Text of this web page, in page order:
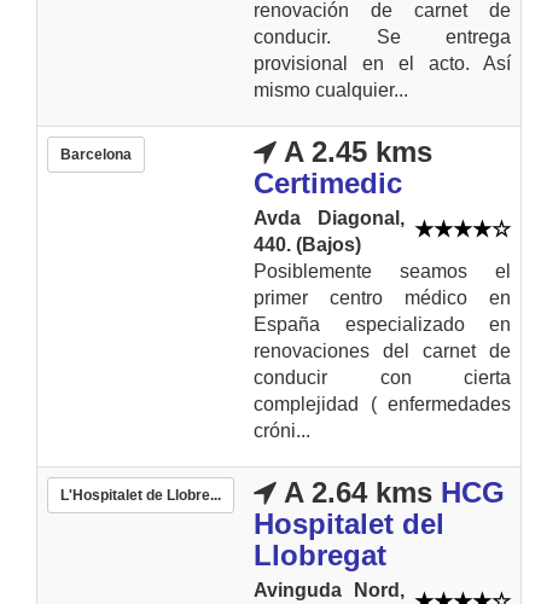
renovación de carnet de
conducir. Se entrega
provisional en el acto. Así
mismo cualquier...
Barcelona
A 2.45 kms
Certimedic
Avda Diagonal,
440. (Bajos)
Posiblemente seamos el
primer centro médico en
España especializado en
renovaciones del carnet de
conducir con cierta
complejidad ( enfermedades
cróni...
L'Hospitalet de Llobre... A 2.64 kms HCG
Hospitalet del
Llobregat
Avinguda Nord,